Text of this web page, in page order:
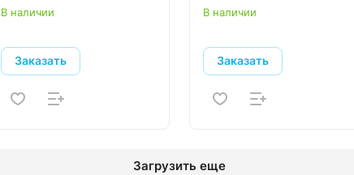
В наличии
Заказать
В наличии
Заказать
Загрузить еще